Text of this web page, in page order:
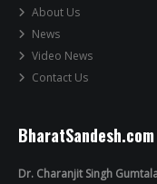
About Us
News
Video News
Contact Us
BharatSandesh.com
Dr. Charanjit Singh